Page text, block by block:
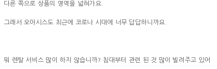
다른 쪽으로 상품의 영역을 넓혀가요.
그래서 오아시스도 최근에 코로나 시대에 너무 답답하니까요.
뭐 렌탈 서비스 많이 하지 않습니까? 침대부터 관련 된 것 많이 빌려주고 있어